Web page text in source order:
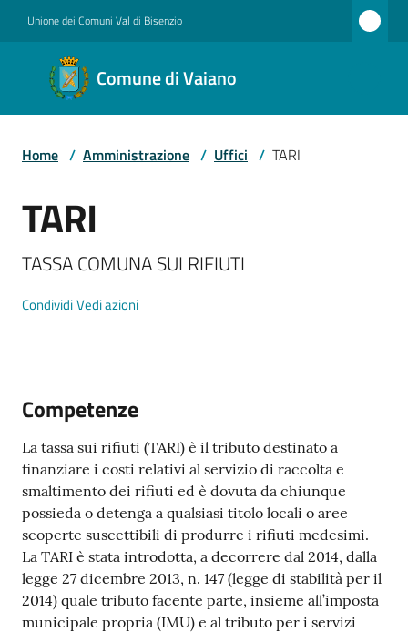
Unione dei Comuni Val di Bisenzio
Comune di Vaiano
Comune
di
Vaiano
Novità
Documenti
e
dati
Argomenti
Home / Amministrazione / Uffici / TARI
Salta al contenuto
TARI
TASSA COMUNA SUI RIFIUTI
CondividiVedi azioni
Competenze
La tassa sui rifiuti (TARI) è il tributo destinato a
finanziare i costi relativi al servizio di raccolta e
smaltimento dei rifiuti ed è dovuta da chiunque
possieda o detenga a qualsiasi titolo locali o aree
scoperte suscettibili di produrre i rifiuti medesimi.
La TARI è stata introdotta, a decorrere dal 2014, dalla
legge 27 dicembre 2013, n. 147 (legge di stabilità per il
2014) quale tributo facente parte, insieme all’imposta
municipale propria (IMU) e al tributo per i servizi